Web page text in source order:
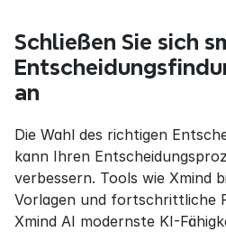
Schließen Sie sich
an
Die Wahl des richtigen
kann Ihren
verbessern. Tools wie Xmind
Vorlagen und fortschrittliche
Xmind AI modernste KI-